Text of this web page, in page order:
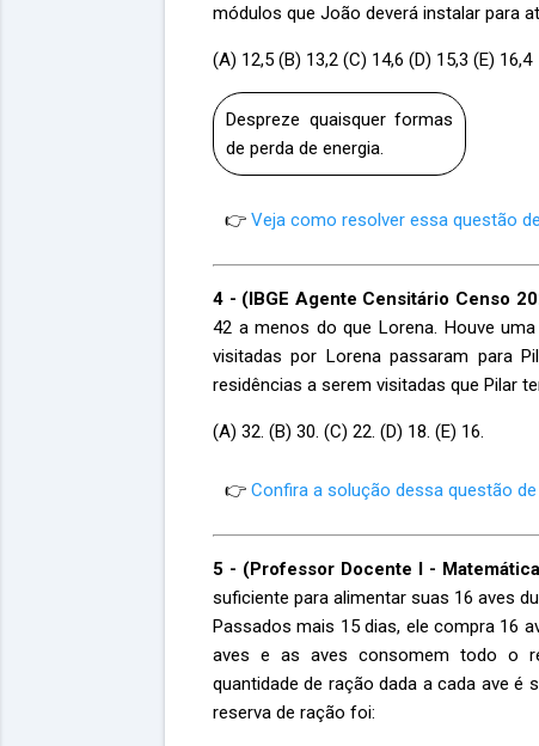
módulos que João deverá instalar para
(A) 12,5 (B) 13,2 (C) 14,6 (D) 15,3 (E) 16,4
Despreze quaisquer formas
de perda de energia.
👉 Veja como resolver essa questão
4 - (IBGE Agente Censitário Censo
42 a menos do que Lorena. Houve
visitadas por Lorena passaram para
residências a serem visitadas que Pilar
(A) 32. (B) 30. (C) 22. (D) 18. (E) 16.
👉 Confira a solução dessa questão
5 - (Professor Docente I -
suficiente para alimentar suas 16 aves
Passados mais 15 dias, ele compra 16
aves e as aves consomem todo o
quantidade de ração dada a cada ave é
reserva de ração foi: